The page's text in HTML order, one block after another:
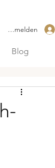
Blog
Anmelden